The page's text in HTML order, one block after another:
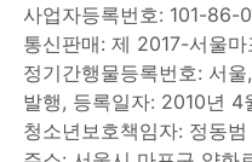
사업자등록번호: 101-86-
통신판매: 제 2017-서울
정기간행물등록번호: 서
발행, 등록일자: 2010년 4
청소년보호책임자: 정동범